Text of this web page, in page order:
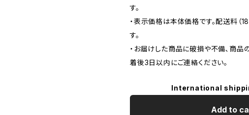
す。
・表示価格は本体価格です。配送料（
す。
・お届けした商品に破損や不備､商品
着後3日以内にご連絡ください。
International
Add to